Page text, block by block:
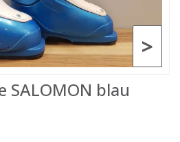
>
SALOMON blau